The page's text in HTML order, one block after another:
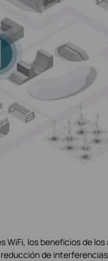
WiFi, los beneficios de
de